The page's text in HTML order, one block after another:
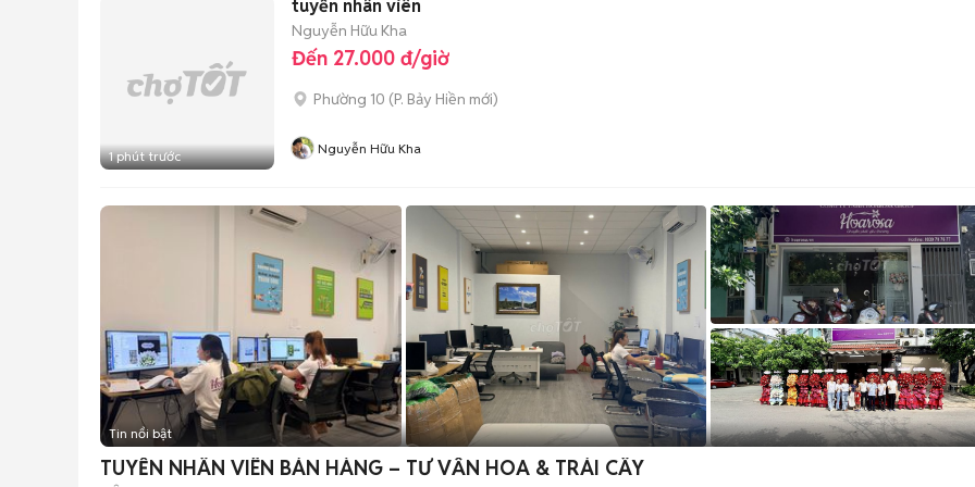
1 phút trước
tuyển nhân viên
Nguyễn Hữu Kha
Đến 27.000 đ/giờ
Phường 10 (P. Bảy Hiền mới)
Nguyễn Hữu Kha
Tin nổi bật
TUYỂN NHÂN VIÊN BÁN HÀNG – TƯ VẤN HOA & TRÁI CÂY